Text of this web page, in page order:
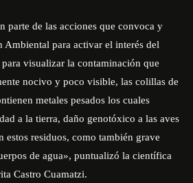
parte de las acciones que convoca y
Ambiental para activar el interés del
visualizar la contaminación que
nocivo y poco visible, las colillas de
metales pesados los cuales
a la tierra, daño genotóxico a las aves
estos residuos, como también grave
de agua», puntualizó la científica
Castro Cuamatzi.